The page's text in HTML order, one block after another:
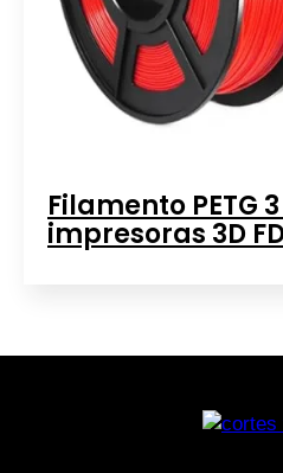
Filamento PETG
impresoras 3D